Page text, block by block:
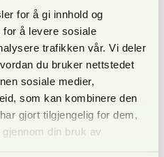
for å gi innhold og
for å levere sosiale
trafikken vår. Vi deler
du bruker nettstedet
sosiale medier,
som kan kombinere den
gjort tilgjengelig for dem,
din bruk av
administrerende direktør i